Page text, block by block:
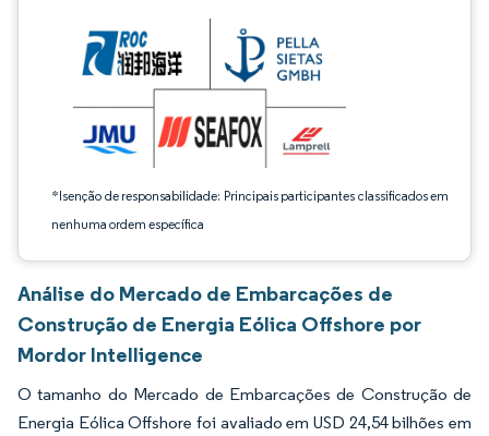
*Isenção de responsabilidade: Principais participantes classificados em
nenhuma ordem específica
Análise do Mercado de Embarcações de
Construção de Energia Eólica Offshore por
Mordor Intelligence
O tamanho do Mercado de Embarcações de Construção de
Energia Eólica Offshore foi avaliado em USD 24,54 bilhões em